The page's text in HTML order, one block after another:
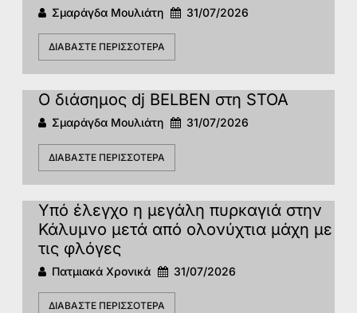
Σμαράγδα Μουλιάτη 31/07/2026
ΔΙΑΒΆΣΤΕ ΠΕΡΙΣΣΌΤΕΡΑ
Ο διάσημος dj BELBEN στη STOA
Σμαράγδα Μουλιάτη 31/07/2026
ΔΙΑΒΆΣΤΕ ΠΕΡΙΣΣΌΤΕΡΑ
Υπό έλεγχο η μεγάλη πυρκαγιά στην
Κάλυμνο μετά από ολονύχτια μάχη με
τις φλόγες
Πατμιακά Χρονικά 31/07/2026
ΔΙΑΒΆΣΤΕ ΠΕΡΙΣΣΌΤΕΡΑ